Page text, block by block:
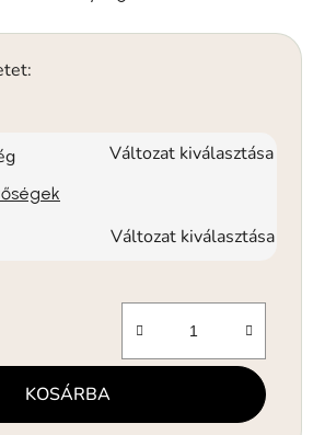
Változat kiválasztása
Változat kiválasztása
KOSÁRBA